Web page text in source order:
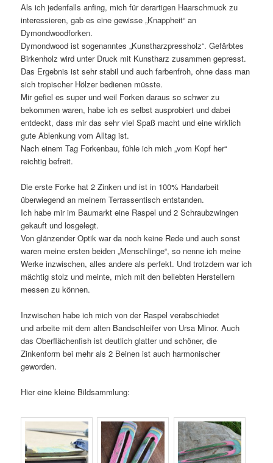
Als ich jedenfalls anfing, mich für derartigen Haarschmuck zu
interessieren, gab es eine gewisse „Knappheit“ an
Dymondwoodforken.
Dymondwood ist sogenanntes „Kunstharzpressholz“. Gefärbtes
Birkenholz wird unter Druck mit Kunstharz zusammen gepresst.
Das Ergebnis ist sehr stabil und auch farbenfroh, ohne dass man
sich tropischer Hölzer bedienen müsste.
Mir gefiel es super und weil Forken daraus so schwer zu
bekommen waren, habe ich es selbst ausprobiert und dabei
entdeckt, dass mir das sehr viel Spaß macht und eine wirklich
gute Ablenkung vom Alltag ist.
Nach einem Tag Forkenbau, fühle ich mich „vom Kopf her“
reichtig befreit.
Die erste Forke hat 2 Zinken und ist in 100% Handarbeit
überwiegend an meinem Terrassentisch entstanden.
Ich habe mir im Baumarkt eine Raspel und 2 Schraubzwingen
gekauft und losgelegt.
Von glänzender Optik war da noch keine Rede und auch sonst
waren meine ersten beiden „Menschlinge“, so nenne ich meine
Werke inzwischen, alles andere als perfekt. Und trotzdem war ich
mächtig stolz und meinte, mich mit den beliebten Herstellern
messen zu können.
Inzwischen habe ich mich von der Raspel verabschiedet
und arbeite mit dem alten Bandschleifer von Ursa Minor. Auch
das Oberflächenfish ist deutlich glatter und schöner, die
Zinkenform bei mehr als 2 Beinen ist auch harmonischer
geworden.
Hier eine kleine Bildsammlung: